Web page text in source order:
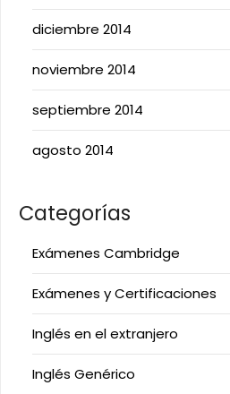
diciembre 2014
noviembre 2014
septiembre 2014
agosto 2014
Categorías
Exámenes Cambridge
Exámenes y Certificaciones
Inglés en el extranjero
Inglés Genérico